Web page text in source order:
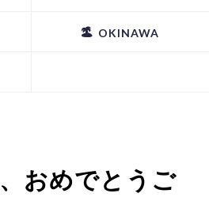
OKINAWA
おめでとうご